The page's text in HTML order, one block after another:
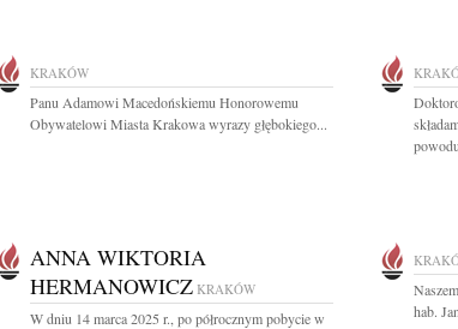
KRAKÓW
Panu Adamowi Macedońskiemu Honorowemu
Obywatelowi Miasta Krakowa wyrazy głębokiego...
ANNA WIKTORIA
HERMANOWICZ KRAKÓW
W dniu 14 marca 2025 r., po półrocznym pobycie w
hab.